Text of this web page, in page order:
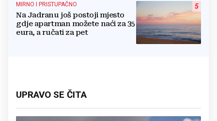
5
MIRNO I PRISTUPAČNO
Na Jadranu još postoji mjesto
gdje apartman možete naći za 35
eura, a ručati za pet
UPRAVO SE ČITA